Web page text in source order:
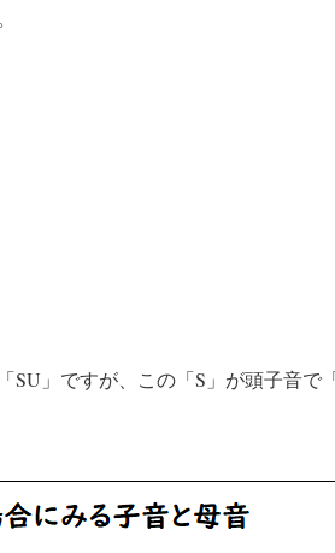
」ですが、この「S」が頭子音で